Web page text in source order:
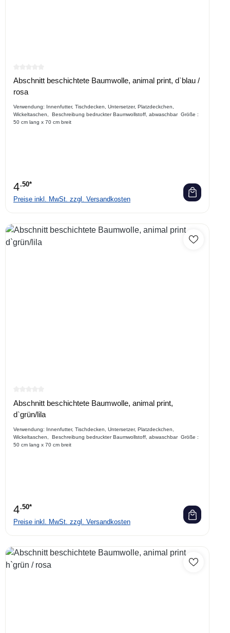
Durchschnittliche Bewertung von 0 von 5 Sternen
Abschnitt beschichtete Baumwolle, animal print, d`blau /
rosa
Verwendung: Innenfutter, Tischdecken, Untersetzer, Platzdeckchen,
Wickeltaschen, Beschreibung bedruckter Baumwollstoff, abwaschbar Größe :
50 cm lang x 70 cm breit
4.50*
Preise inkl. MwSt. zzgl. Versandkosten
Durchschnittliche Bewertung von 0 von 5 Sternen
Abschnitt beschichtete Baumwolle, animal print,
d`grün/lila
Verwendung: Innenfutter, Tischdecken, Untersetzer, Platzdeckchen,
Wickeltaschen, Beschreibung bedruckter Baumwollstoff, abwaschbar Größe :
50 cm lang x 70 cm breit
4.50*
Preise inkl. MwSt. zzgl. Versandkosten